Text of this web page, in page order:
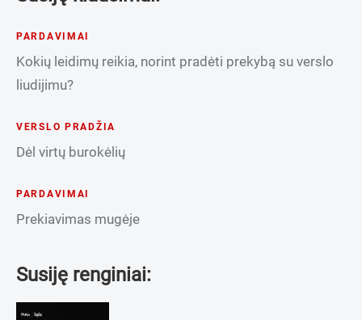
PARDAVIMAI
Kokių leidimų reikia, norint pradėti prekybą su verslo
liudijimu?
VERSLO PRADŽIA
Dėl virtų burokėlių
PARDAVIMAI
Prekiavimas mugėje
Susiję renginiai: